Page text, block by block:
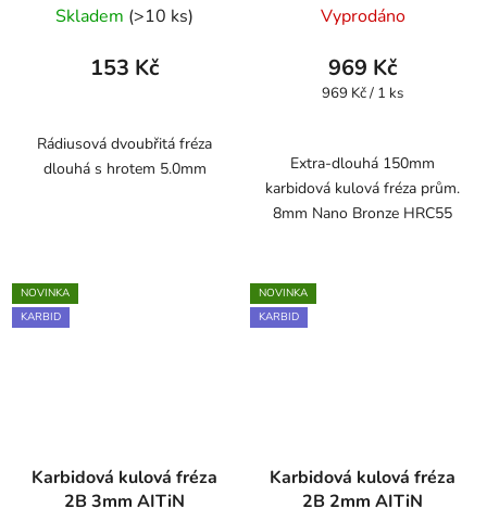
Skladem (>10 ks)
153 Kč
Rádiusová dvoubřitá fréza
dlouhá s hrotem 5.0mm
Vyprodáno
969 Kč
Měrná
969 Kč / 1 ks
Extra-dlouhá 150mm
karbidová kulová fréza prům.
8mm Nano Bronze HRC55
NOVINKA
KARBID
Karbidová kulová fréza
2B 3mm AITiN
NOVINKA
KARBID
Karbidová kulová fréza
2B 2mm AITiN